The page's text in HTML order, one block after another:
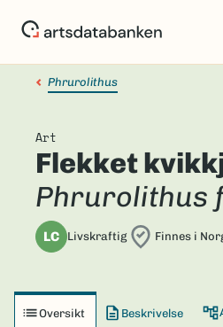
Phrurolithus
Art
Flekket
Phrurolithus
LC Livskraftig Finnes i
Oversikt Beskrivelse